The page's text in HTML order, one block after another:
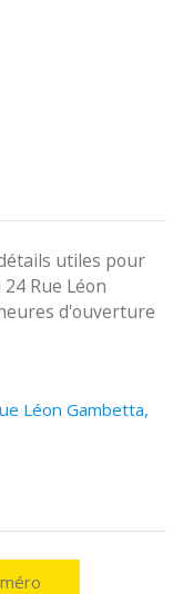
utiles pour
24 Rue Léon
d'ouverture
Léon Gambetta,